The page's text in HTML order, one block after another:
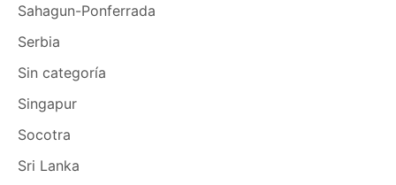
Sahagun-Ponferrada
Serbia
Sin categoría
Singapur
Socotra
Sri Lanka